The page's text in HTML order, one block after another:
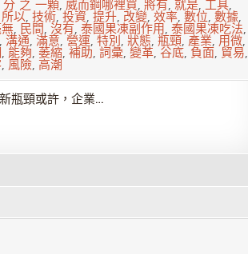
之 一顆, 威而鋼哪裡買,將有,就是,工具,
所以,技術,投資,提升, 改變,效率,數位, 數據,
, 民間,沒有, 泰國果凍副作用, 泰國果凍吃法,
,溝通,滿意,營運,特別,狀態,瓶頸,產業,用微,
,能夠,萎縮,補助, 詞彙,變革,谷底,負面,貿易,
, 風險, 高潮
瓶頸或許，企業…